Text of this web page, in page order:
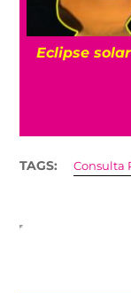
Eclipse
TAGS: Consulta